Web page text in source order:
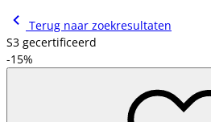
Terug naar zoekresultaten
S3 gecertificeerd
-15%